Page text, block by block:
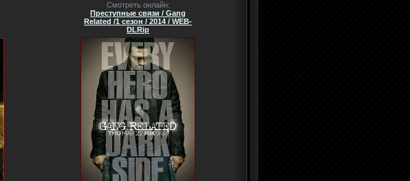
Смотреть онлайн:
Преступные связи / Gang
Related /1 сезон / 2014 / WEB-
DLRip